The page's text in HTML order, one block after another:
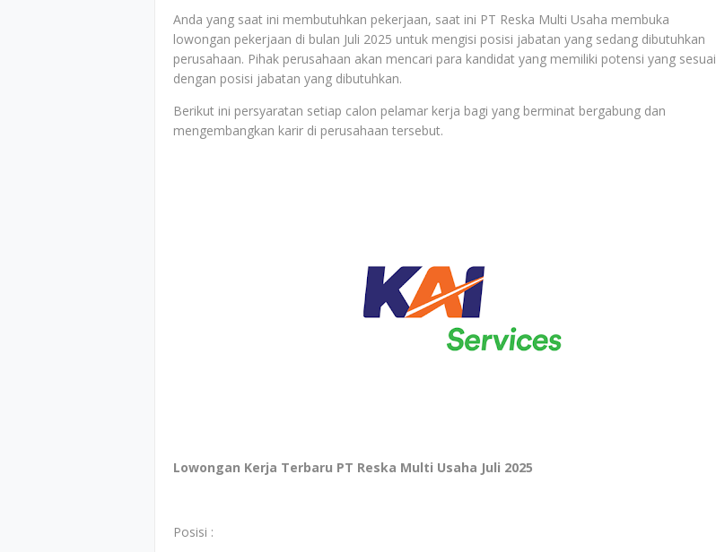
Anda yang saat ini membutuhkan pekerjaan, saat ini PT Reska Multi Usaha membuka
lowongan pekerjaan di bulan Juli 2025 untuk mengisi posisi jabatan yang sedang dibutuhkan
perusahaan. Pihak perusahaan akan mencari para kandidat yang memiliki potensi yang sesuai
dengan posisi jabatan yang dibutuhkan.
Berikut ini persyaratan setiap calon pelamar kerja bagi yang berminat bergabung dan
mengembangkan karir di perusahaan tersebut.
Lowongan Kerja Terbaru PT Reska Multi Usaha Juli 2025
Posisi :